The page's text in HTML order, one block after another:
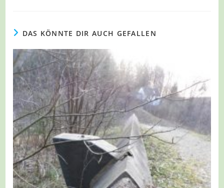
DAS KÖNNTE DIR AUCH GEFALLEN